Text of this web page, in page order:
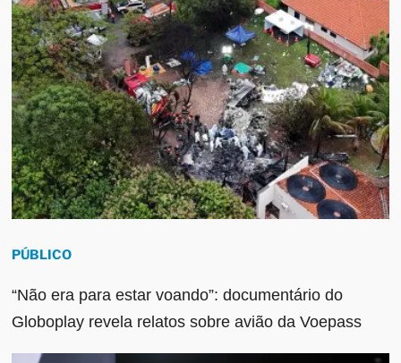
PÚBLICO
“Não era para estar voando”: documentário do
Globoplay revela relatos sobre avião da Voepass